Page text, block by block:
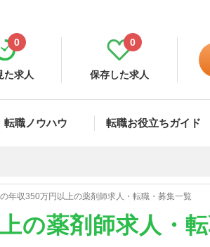
た求人
0
保存した求人
0
転職ノウハウ 転職お役立ちガイド
年収350万円以上の薬剤師求人・転職・募集一覧
の薬剤師求人・